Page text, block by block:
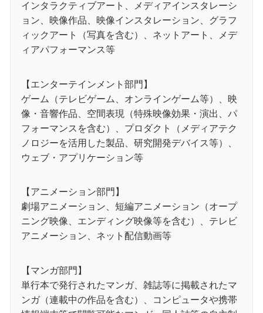
インタラクティブアート、メディアインスタレーシ
ョン、映像作品、映像インスタレーション、グラフ
ィックアート（写真を含む）、ネットアート、メデ
ィアパフォーマンス等
【エンターテインメント部門】
ゲーム（テレビゲーム、オンラインゲーム等）、映
像・音響作品、空間表現（特殊映像効果・演出、パ
フォーマンスを含む）、プロダクト（メディアテク
ノロジーを活用した製品、研究開発デバイス等）、
ウェブ・アプリケーション等
【アニメーション部門】
劇場アニメーション、短編アニメーション（オープ
ニング映像、エンディング映像等を含む）、テレビ
アニメーション、ネット配信動画等
【マンガ部門】
単行本で発行されたマンガ、雑誌等に掲載されたマ
ンガ（連載中の作品を含む）、コンピュータや携帯